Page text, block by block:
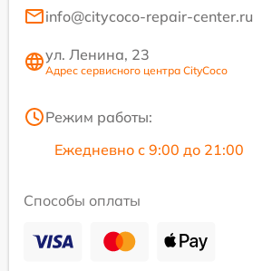
info@citycoco-repair-center.ru
ул. Ленина, 23
Адрес сервисного центра CityCoco
Режим работы:
Ежедневно с 9:00 до 21:00
Способы оплаты